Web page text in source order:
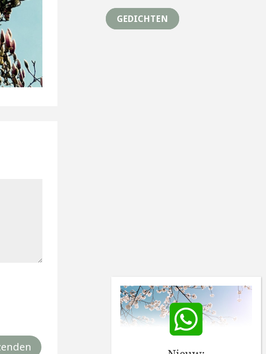
GEDICHTEN